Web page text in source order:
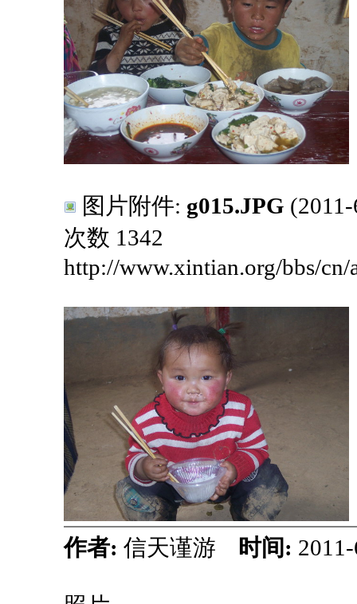
图片附件: g015.JPG
次数 1342
http://www.xintian.org/bbs/cn/
作者: 信天谨游 时间: